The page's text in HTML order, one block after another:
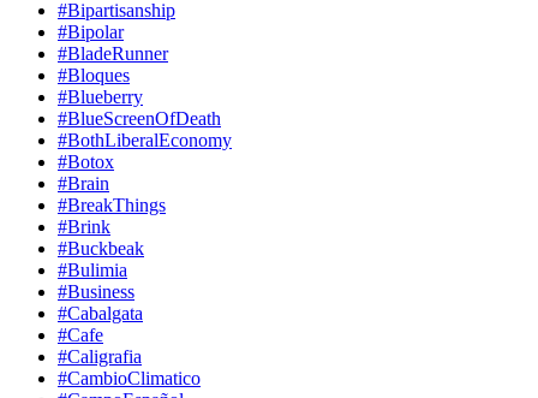
#Bipartisanship
#Bipolar
#BladeRunner
#Bloques
#Blueberry
#BlueScreenOfDeath
#BothLiberalEconomy
#Botox
#Brain
#BreakThings
#Brink
#Buckbeak
#Bulimia
#Business
#Cabalgata
#Cafe
#Caligrafia
#CambioClimatico